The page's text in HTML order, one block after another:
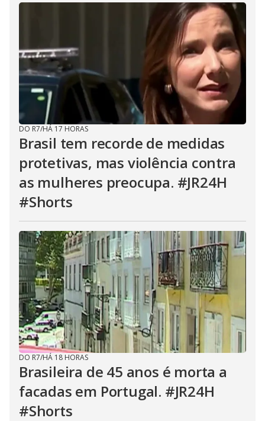
DO R7/HÁ 17 HORAS
Brasil tem recorde de medidas
protetivas, mas violência contra
as mulheres preocupa. #JR24H
#Shorts
DO R7/HÁ 18 HORAS
Brasileira de 45 anos é morta a
facadas em Portugal. #JR24H
#Shorts